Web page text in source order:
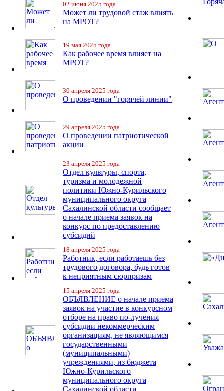
02 июня 2025 года
Может ли трудовой стаж влиять
на МРОТ?
19 мая 2025 года
Как рабочее время влияет на
МРОТ?
30 апреля 2025 года
О проведении "горячей линии"
29 апреля 2025 года
О проведении патриотической
акции
23 апреля 2025 года
Отдел культуры, спорта,
туризма и молодежной
политики Южно-Курильского
муниципального округа
Сахалинской области сообщает
о начале приема заявок на
конкурс по предоставлению
субсидий
18 апреля 2025 года
Работник, если работаешь без
трудового договора, будь готов
к неприятным сюрпризам
15 апреля 2025 года
ОБЪЯВЛЕНИЕ о начале приема
заявок на участие в конкурсном
отборе на право по-лучения
субсидии некоммерческим
организациям, не являющимся
государственными
(муниципальными)
учреждениями, из бюджета
Южно-Курильского
муниципального округа
Сахалинской области